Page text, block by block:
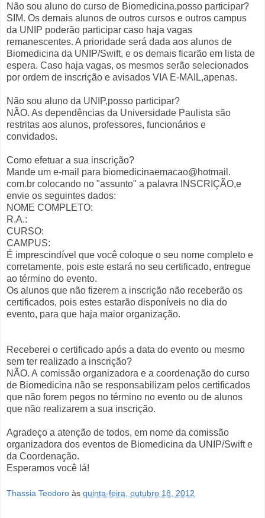
Não sou aluno do curso de Biomedicina,posso participar?
SIM. Os demais alunos de outros cursos e outros campus
da UNIP poderão participar caso haja vagas
remanescentes. A prioridade será dada aos alunos de
Biomedicina da UNIP/Swift, e os demais ficarão em lista de
espera. Caso haja vagas, os mesmos serão selecionados
por ordem de inscrição e avisados VIA E-MAIL,apenas.
Não sou aluno da UNIP,posso participar?
NÃO. As dependências da Universidade Paulista são
restritas aos alunos, professores, funcionários e
convidados.
Como efetuar a sua inscrição?
Mande um e-mail para biomedicinaemacao@hotmail.
com.br colocando no "assunto" a palavra INSCRIÇÃO,e
envie os seguintes dados:
NOME COMPLETO:
R.A.:
CURSO:
CAMPUS:
É imprescindível que você coloque o seu nome completo e
corretamente, pois este estará no seu certificado, entregue
ao término do evento.
Os alunos que não fizerem a inscrição não receberão os
certificados, pois estes estarão disponíveis no dia do
evento, para que haja maior organização.
Receberei o certificado após a data do evento ou mesmo
sem ter realizado a inscrição?
NÃO. A comissão organizadora e a coordenação do curso
de Biomedicina não se responsabilizam pelos certificados
que não forem pegos no término no evento ou de alunos
que não realizarem a sua inscrição.
Agradeço a atenção de todos, em nome da comissão
organizadora dos eventos de Biomedicina da UNIP/Swift e
da Coordenação.
Esperamos você lá!
Thassia Teodoro às quinta-feira, outubro 18, 2012